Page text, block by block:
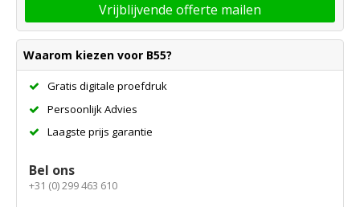
Vrijblijvende offerte mailen
Waarom kiezen voor B55?
Gratis digitale proefdruk
Persoonlijk Advies
Laagste prijs garantie
Bel ons
+31 (0) 299 463 610